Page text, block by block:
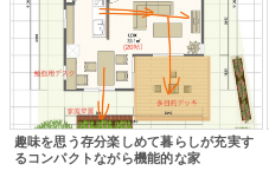
趣味を思う存分楽しめて暮らしが充実す
るコンパクトながら機能的な家